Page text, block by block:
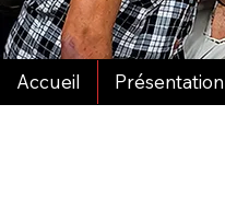
Accueil Présentation